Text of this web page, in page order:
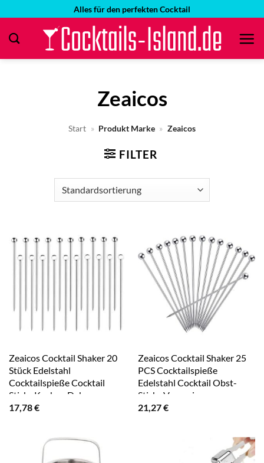
springen
Alles für den perfekten Cocktail
Zeaicos
Start » Produkt Marke » Zeaicos
FILTER
Zeaicos Cocktail Shaker 20
Stück Edelstahl
Cocktailspieße Cocktail
Sticks Kuchen Deko
17,78€
Zeaicos Cocktail Shaker 25
PCS Cocktailspieße
Edelstahl Cocktail Obst-
Sticks Vorspeise
21,27€